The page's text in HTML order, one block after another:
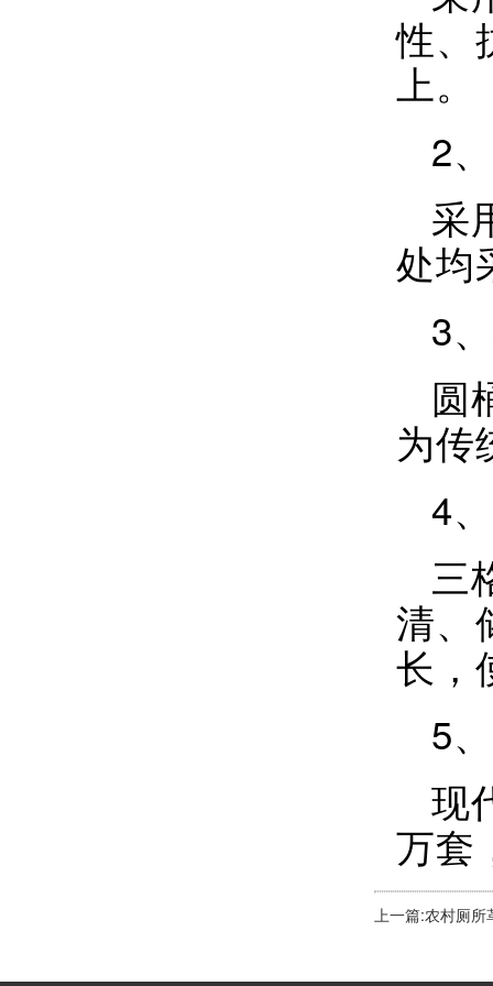
性、
上。
2
采
处均
3
圆
为传
4
三
清、
长，
5
现
万套
上一篇:农村厕